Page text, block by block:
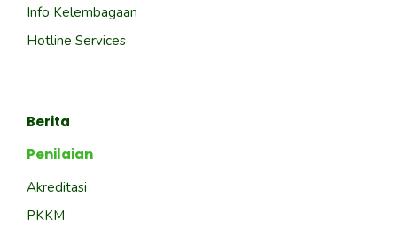
Info Kelembagaan
Hotline Services
Berita
Penilaian
Akreditasi
PKKM